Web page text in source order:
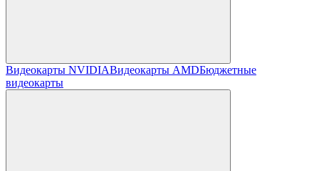
Видеокарты NVIDIAВидеокарты AMDБюджетные
видеокарты